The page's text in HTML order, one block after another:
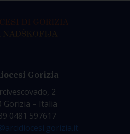
Gorizia
2
Gorizia – Italia
0481 597617